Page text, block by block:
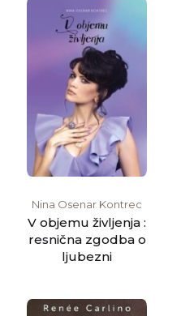
Nina Osenar Kontrec
V objemu življenja :
resnična zgodba o
ljubezni